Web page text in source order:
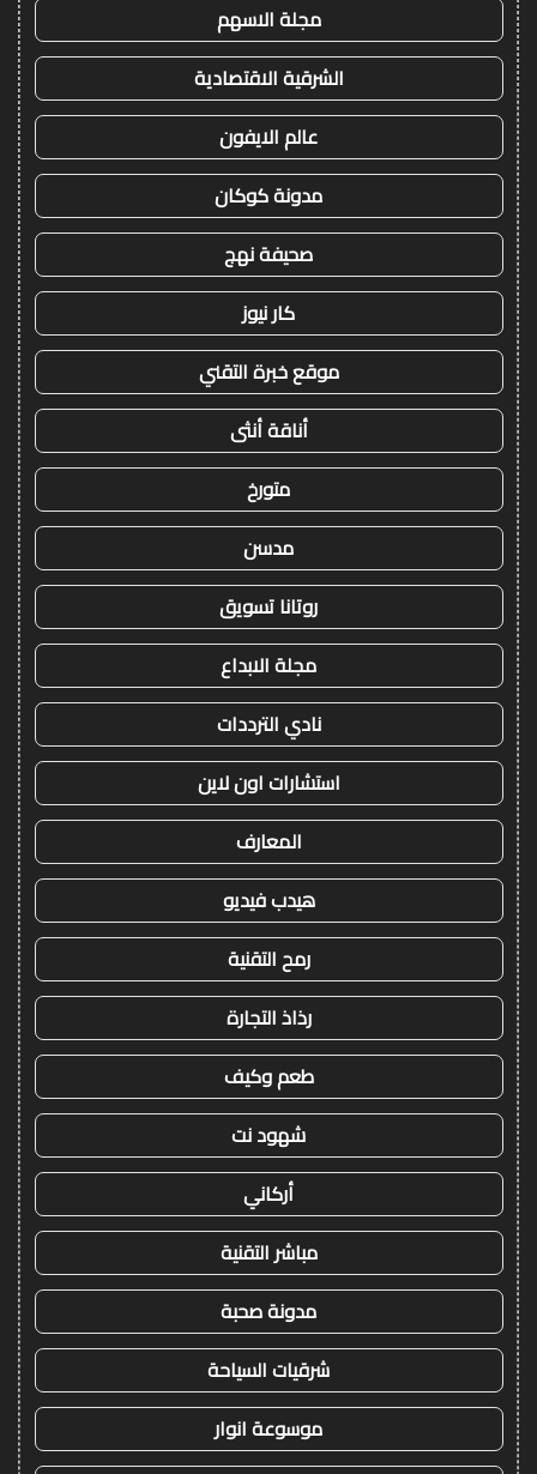
مجلة الاسهم
الشرقية الاقتصادية
عالم الايفون
مدونة كوكان
صحيفة نهج
كار نيوز
موقع خبرة التقني
أناقة أنثى
متورخ
مدسن
روتانا تسويق
مجلة الابداع
نادي الترددات
استشارات اون لاين
المعارف
هيدب فيديو
رمح التقنية
رذاذ التجارة
طعم وكيف
شهود نت
أركاني
مباشر التقنية
مدونة صحبة
شرقيات السياحة
موسوعة انوار